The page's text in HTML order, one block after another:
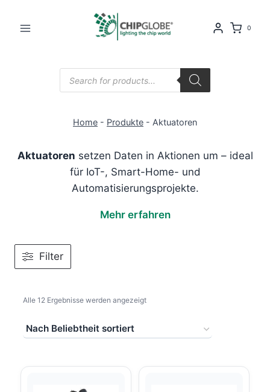
Inhalt
0
Products
search
Home - Produkte - Aktuatoren
Aktuatoren setzen Daten in Aktionen um – ideal
für IoT-, Smart-Home- und
Automatisierungsprojekte.
Mehr erfahren
Filter
Alle 12 Ergebnisse werden angezeigtNach
sortiert